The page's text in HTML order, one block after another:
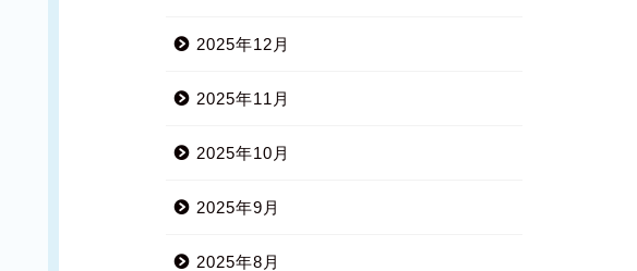
2025年12月
2025年11月
2025年10月
2025年9月
2025年8月